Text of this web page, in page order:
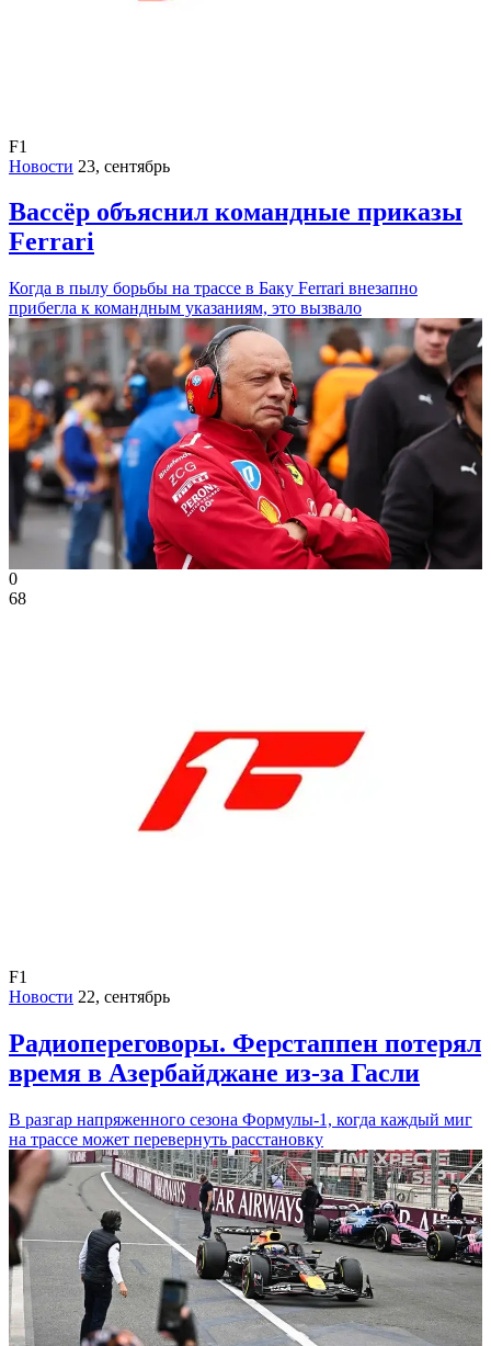
F1
Новости 23, сентябрь
Вассёр объяснил командные приказы
Ferrari
Когда в пылу борьбы на трассе в Баку Ferrari внезапно
прибегла к командным указаниям, это вызвало
0
68
F1
Новости 22, сентябрь
Радиопереговоры. Ферстаппен потерял
время в Азербайджане из-за Гасли
В разгар напряженного сезона Формулы-1, когда каждый миг
на трассе может перевернуть расстановку